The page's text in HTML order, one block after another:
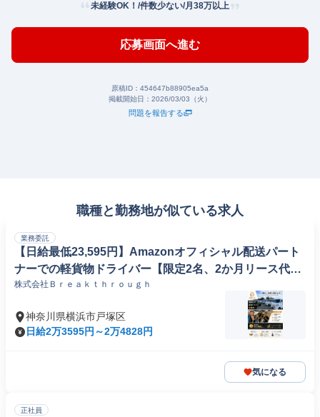
未経験OK！/件数少ない/月38万以上
応募画面へ進む
原稿ID： 454647b88905ea5a
掲載開始日： 2026/03/03（火）
問題を報告する
職種と勤務地が似ている求人
業務委託
【日給最低23,595円】Amazonオフィシャル配送パート
ナーでの軽貨物ドライバー【限定2名、2か月リース代無
料】
株式会社Ｂｒｅａｋｔｈｒｏｕｇｈ
神奈川県横浜市戸塚区
日給2万3595円～2万4828円
気になる
正社員